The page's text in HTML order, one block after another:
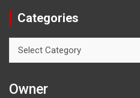
Categories
Owner